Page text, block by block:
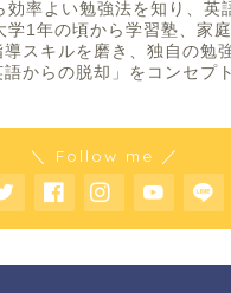
効率よい勉強法を知り、英
学1年の頃から学習塾、家
スキルを磨き、独自の勉
語からの脱却」をコンセプ
＼ Follow me ／